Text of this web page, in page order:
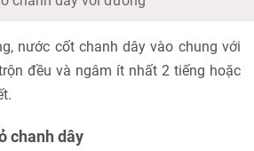
nước cốt chanh dây vào chung với
đều và ngâm ít nhất 2 tiếng hoặc
chanh dây